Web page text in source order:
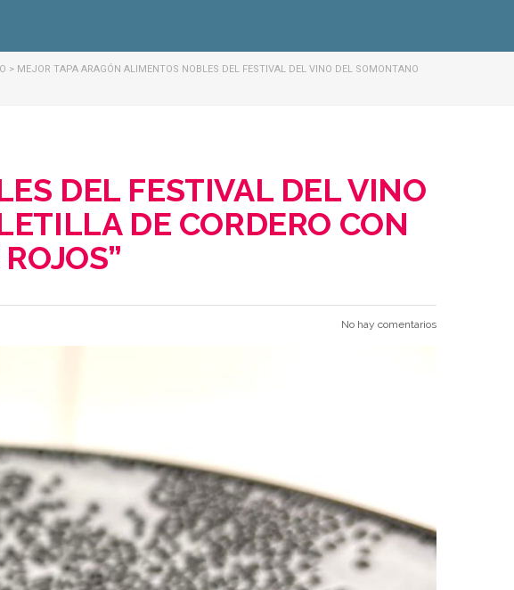
> MEJOR TAPA ARAGÓN ALIMENTOS NOBLES DEL FESTIVAL DEL VINO DEL SOMONTANO
DEL FESTIVAL DEL VINO
DE CORDERO CON
No hay comentarios